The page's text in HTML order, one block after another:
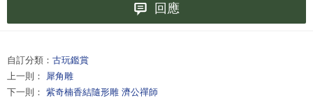
回應
自訂分類： 古玩鑑賞
上一則：
犀角雕
下一則： 紫奇楠香結隨形雕 濟公禪師